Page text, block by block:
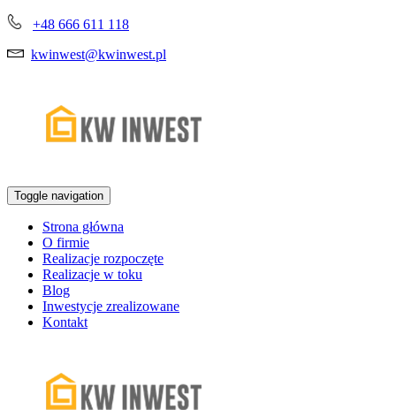
+48 666 611 118
kwinwest@kwinwest.pl
Toggle navigation
Strona główna
O firmie
Realizacje rozpoczęte
Realizacje w toku
Blog
Inwestycje zrealizowane
Kontakt